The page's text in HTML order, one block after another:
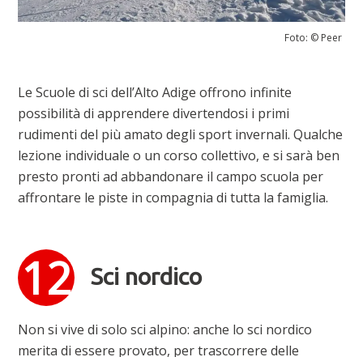
Foto: © Peer
Le Scuole di sci dell’Alto Adige offrono infinite
possibilità di apprendere divertendosi i primi
rudimenti del più amato degli sport invernali. Qualche
lezione individuale o un corso collettivo, e si sarà ben
presto pronti ad abbandonare il campo scuola per
affrontare le piste in compagnia di tutta la famiglia.
Sci nordico
Non si vive di solo sci alpino: anche lo sci nordico
merita di essere provato, per trascorrere delle